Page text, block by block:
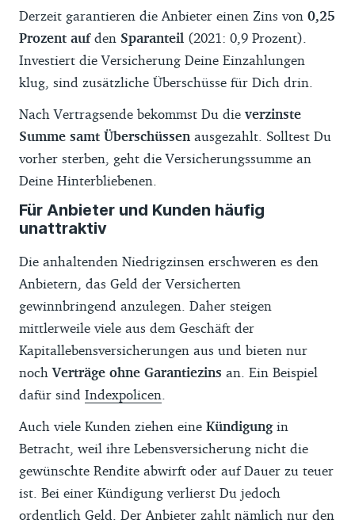
Derzeit garantieren die Anbieter einen Zins von 0,25
Prozent aufden Sparanteil (2021: 0,9 Prozent).
Investiert die Versicherung Deine Einzahlungen
klug, sind zusätzliche Überschüsse für Dich drin.
Nach Vertragsende bekommst Du dieverzinste
Summe samt Überschüssen ausgezahlt. Solltest Du
vorher sterben, geht die Versicherungssumme an
Deine Hinterbliebenen.
Für Anbieter und Kunden häufig
unattraktiv
Die anhaltenden Niedrigzinsen erschweren es den
Anbietern, das Geld der Versicherten
gewinnbringend anzulegen. Daher steigen
mittlerweile viele aus dem Geschäft der
Kapitallebensversicherungen aus und bieten nur
nochVerträge ohne Garantiezins an. Ein Beispiel
dafür sind Indexpolicen
Auch viele Kunden ziehen eine Kündigungin
Betracht, weil ihre Lebensversicherung nicht die
gewünschte Rendite abwirft oder auf Dauer zu teuer
ist. Bei einer Kündigung verlierst Du jedoch
ordentlich Geld. Der Anbieter zahlt nämlich nur den